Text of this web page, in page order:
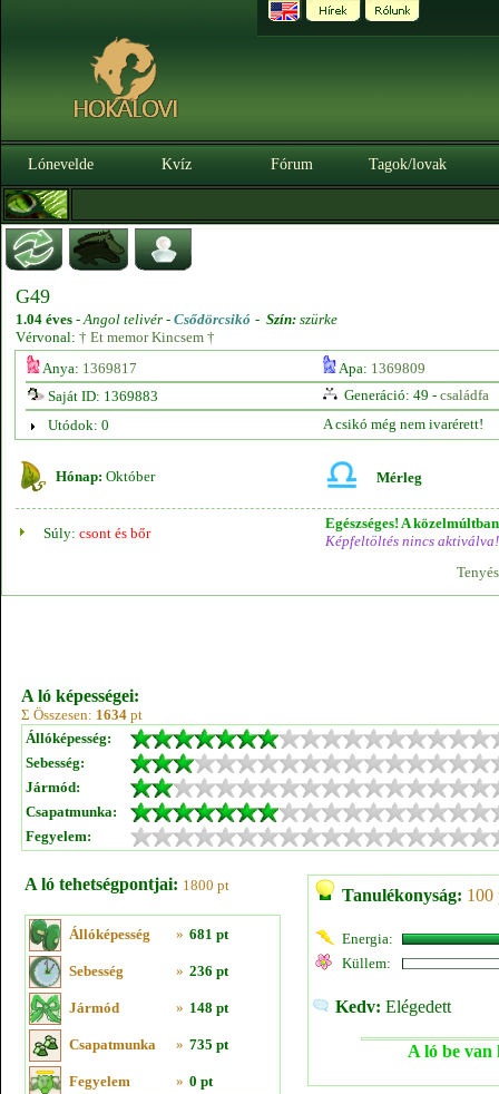
Lónevelde Kvíz Fórum Tagok/lovak
G49
1.04 éves -Angol telivér - Csődörcsikó - Szín: szürke
Vérvonal: † Et memor Kincsem †
Anya: 1369817 Apa: 1369809
Saját ID: 1369883
Generáció: 49 - családfa
Utódok: 0
A csikó még nem ivarérett!
Hónap: Október Mérleg
Súly: csont és bőr
Egészséges! A
Képfeltöltés nincs aktiválva!
A ló képességei:
Σ Összesen: 1634 pt
Állóképesség:
Sebesség:
Jármód:
Csapatmunka:
Fegyelem:
A ló tehetségpontjai: 1800 pt
Állóképesség » 681 pt
Sebesség » 236 pt
Jármód » 148 pt
Csapatmunka » 735 pt
Fegyelem » 0 pt
Tanulékonyság: 100
Energia:
Küllem:
Kedv: Elégedett
A ló be van